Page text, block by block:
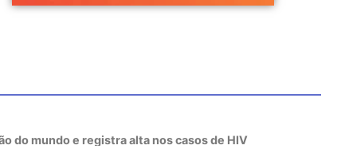
do mundo e registra alta nos casos de HIV